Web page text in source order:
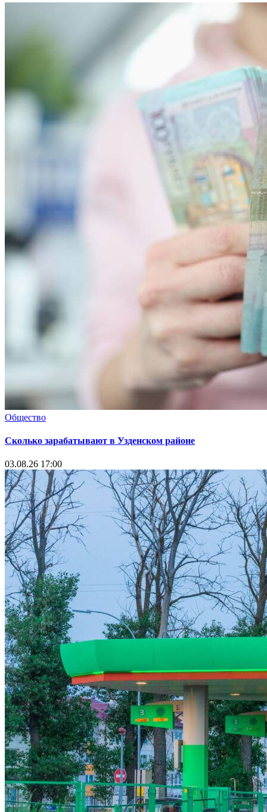
Общество
Сколько зарабатывают в Узденском районе
03.08.26 17:00